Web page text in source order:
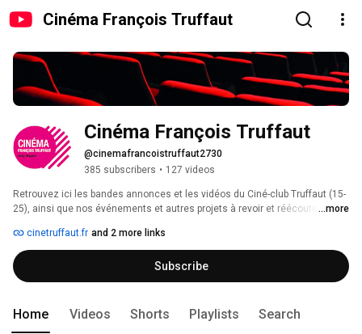
Cinéma François Truffaut
Cinéma François Truffaut
@cinemafrancoistruffaut2730
385 subscribers • 127 videos
Retrouvez ici les bandes annonces et les vidéos du Ciné-club Truffaut (15-
25), ainsi que nos événements et autres projets à revoir et réécouter ! ...more
cinetruffaut.fr and 2 more links
Subscribe
Home Videos Shorts Playlists Search